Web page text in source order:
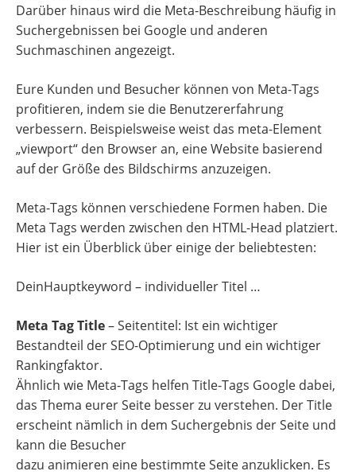
Darüber hinaus wird die Meta-Beschreibung häufig in
Suchergebnissen bei Google und anderen
Suchmaschinen angezeigt.
Eure Kunden und Besucher können von Meta-Tags
profitieren, indem sie die Benutzererfahrung
verbessern. Beispielsweise weist das meta-Element
„viewport“ den Browser an, eine Website basierend
auf der Größe des Bildschirms anzuzeigen.
Meta-Tags können verschiedene Formen haben. Die
Meta Tags werden zwischen den HTML-Head platziert.
Hier ist ein Überblick über einige der beliebtesten:
DeinHauptkeyword – individueller Titel …
Meta Tag Title– Seitentitel: Ist ein wichtiger
Bestandteil der SEO-Optimierung und ein wichtiger
Rankingfaktor.
Ähnlich wie Meta-Tags helfen Title-Tags Google dabei,
das Thema eurer Seite besser zu verstehen. Der Title
erscheint nämlich in dem Suchergebnis der Seite und
kann die Besucher
dazu animieren eine bestimmte Seite anzuklicken. Es